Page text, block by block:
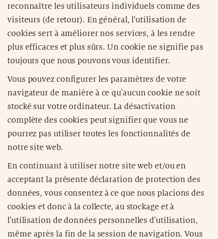
reconnaître les utilisateurs individuels comme des
visiteurs (de retour). En général, l'utilisation de
cookies sert à améliorer nos services, à les rendre
plus efficaces et plus sûrs. Un cookie ne signifie pas
toujours que nous pouvons vous identifier.
Vous pouvez configurer les paramètres de votre
navigateur de manière à ce qu'aucun cookie ne soit
stocké sur votre ordinateur. La désactivation
complète des cookies peut signifier que vous ne
pourrez pas utiliser toutes les fonctionnalités de
notre site web.
En continuant à utiliser notre site web et/ou en
acceptant la présente déclaration de protection des
données, vous consentez à ce que nous placions des
cookies et donc à la collecte, au stockage et à
l'utilisation de données personnelles d'utilisation,
même après la fin de la session de navigation. Vous